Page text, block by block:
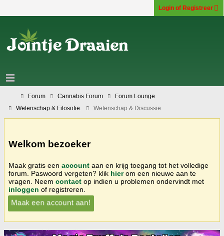
Login of Registreer
Forum Cannabis Forum
Forum Lounge
Wetenschap & Filosofie.
Wetenschap & Discussie
Welkom bezoeker
Maak gratis een account aan en krijg toegang tot het volledige
forum. Paswoord vergeten? klik hierom een nieuwe aan te
vragen. Neem contact op indien u problemen ondervindt met
inloggen of registreren.
Maak een account aan!